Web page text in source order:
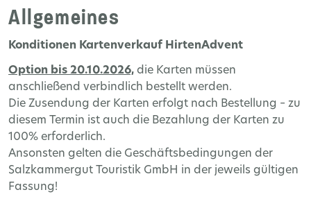
Allgemeines
Konditionen Kartenverkauf HirtenAdvent
Option bis 20.10.2026, die Karten müssen
anschließend verbindlich bestellt werden.
Die Zusendung der Karten erfolgt nach Bestellung – zu
diesem
Termin ist auch die Bezahlung der Karten zu
100% erforderlich.
Ansonsten gelten die Geschäftsbedingungen der
Salzkammergut
Touristik GmbH in der jeweils gültigen
Fassung!